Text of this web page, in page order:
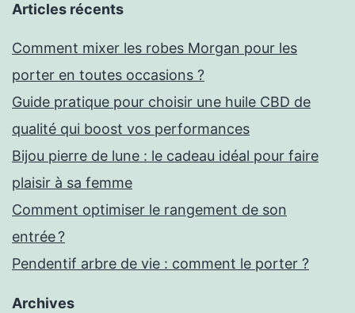
Articles récents
Comment mixer les robes Morgan pour les
porter en toutes occasions ?
Guide pratique pour choisir une huile CBD de
qualité qui boost vos performances
Bijou pierre de lune : le cadeau idéal pour faire
plaisir à sa femme
Comment optimiser le rangement de son
entrée ?
Pendentif arbre de vie : comment le porter ?
Archives